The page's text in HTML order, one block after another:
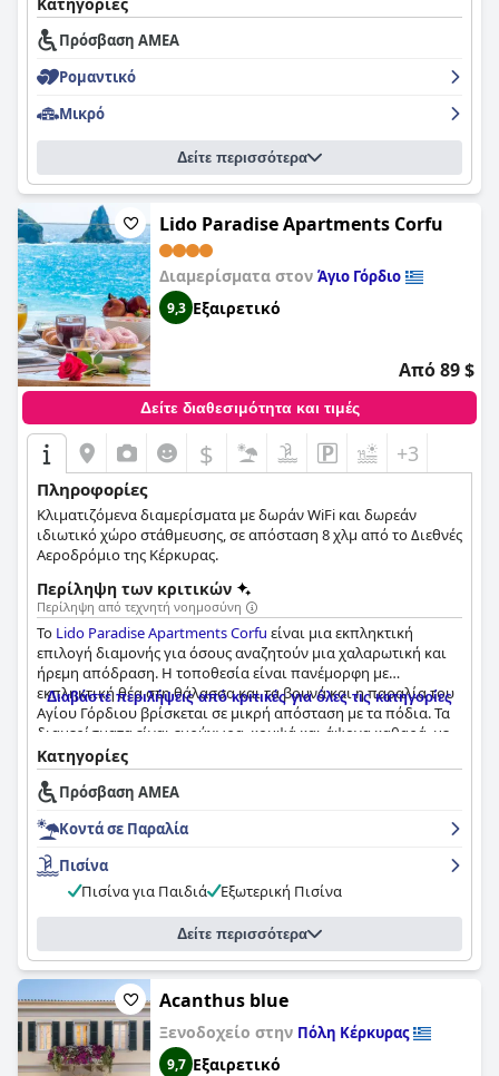
Πρόσβαση ΑΜΕΑ
Ρομαντικό
Μικρό
Δείτε περισσότερα
Lido Paradise Apartments Corfu
Διαμερίσματα στον Άγιο Γόρδιο
9,3 Εξαιρετικό
Από 89 $
Δείτε διαθεσιμότητα και τιμές
$ +3
Πληροφορίες
Κλιματιζόμενα διαμερίσματα με δωράν WiFi και δωρεάν
ιδιωτικό χώρο στάθμευσης, σε απόσταση 8 χλμ από το Διεθνές
Αεροδρόμιο της Κέρκυρας.
Περίληψη των κριτικών
Περίληψη από τεχνητή νοημοσύνη
Το Lido Paradise Apartments Corfu είναι μια εκπληκτική
επιλογή διαμονής για όσους αναζητούν μια χαλαρωτική και
ήρεμη απόδραση. Η τοποθεσία είναι πανέμορφη με
εκπληκτική θέα στη θάλασσα και τα βουνά και η παραλία του
Αγίου Γόρδιου βρίσκεται σε μικρή απόσταση με τα πόδια. Τα
διαμερίσματα είναι ευρύχωρα, κομψά και άψογα καθαρά, με
καλά εξοπλισμένες κουζίνες και άνετα κρεβάτια. Το
προσωπικό είναι φιλικό, εξυπηρετικό και εξυπηρετικό με
καλές συστάσεις για τοπικά εστιατόρια και μπαρ. Η πισίνα
ξαπλώστρες και απίστευτη θέα. Η παραλία είναι επίσης
πανέμορφη με μαλακή χρυσή άμμο και κρυστάλλινα νερά. Αν
και η είσοδος του πάρκινγκ είναι απότομη και στενή, υπάρχει
άφθονος χώρος στάθμευσης. Συνολικά, τοLido Paradise
Apartments Corfuπροσφέρει ένα πολυτελές και ήσυχο
καταφύγιο για όσους αναζητούν ένα διάλειμμα από τα
πολυσύχναστα τουριστικά hotspots.
Διαβάστε περιλήψεις από κριτικές για όλες τις κατηγορίες
Κατηγορίες
Πρόσβαση ΑΜΕΑ
Κοντά σε Παραλία
Πισίνα
Πισίνα για Παιδιά
Εξωτερική Πισίνα
Δείτε περισσότερα
Acanthus blue
Ξενοδοχείο στην Πόλη Κέρκυρας
9,7 Εξαιρετικό